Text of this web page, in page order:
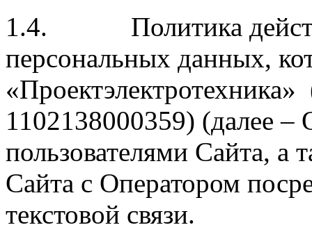
1.4. Политика
персональных данных,
1102138000359) (далее –
пользователями Сайта, а
Сайта с Оператором
текстовой связи.